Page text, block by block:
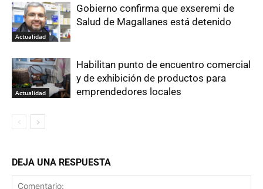
Actualidad
Gobierno confirma que exseremi de
Salud de Magallanes está detenido
Actualidad
Habilitan punto de encuentro comercial
y de exhibición de productos para
emprendedores locales
DEJA UNA RESPUESTA